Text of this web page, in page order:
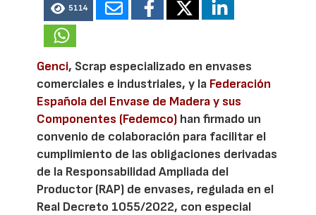
5114
Genci, Scrap especializado en envases
comerciales e industriales, y la Federación
Española del Envase de Madera y sus
Componentes (Fedemco) han firmado un
convenio de colaboración para facilitar el
cumplimiento de las obligaciones derivadas
de la Responsabilidad Ampliada del
Productor (RAP) de envases, regulada en el
Real Decreto 1055/2022, con especial